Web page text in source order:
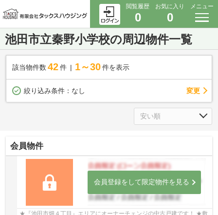
閲覧履歴
0
お気に入り
0
メニュー
池田市立秦野小学校の周辺物件一覧
該当物件数 42件 1～30 件を表示
絞り込み条件： なし 変更
会員物件
会員登録をして限定物件を見る
★『池田市畑４丁目』エリアにオーナーチェンジの中古戸建です！ ★敷